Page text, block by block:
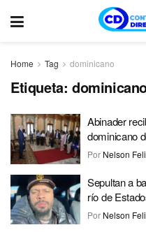
Home Tag dominicano
Etiqueta:
Abinader
dominicano
Por Nelson
Sepultan a
río de
Por Nelson